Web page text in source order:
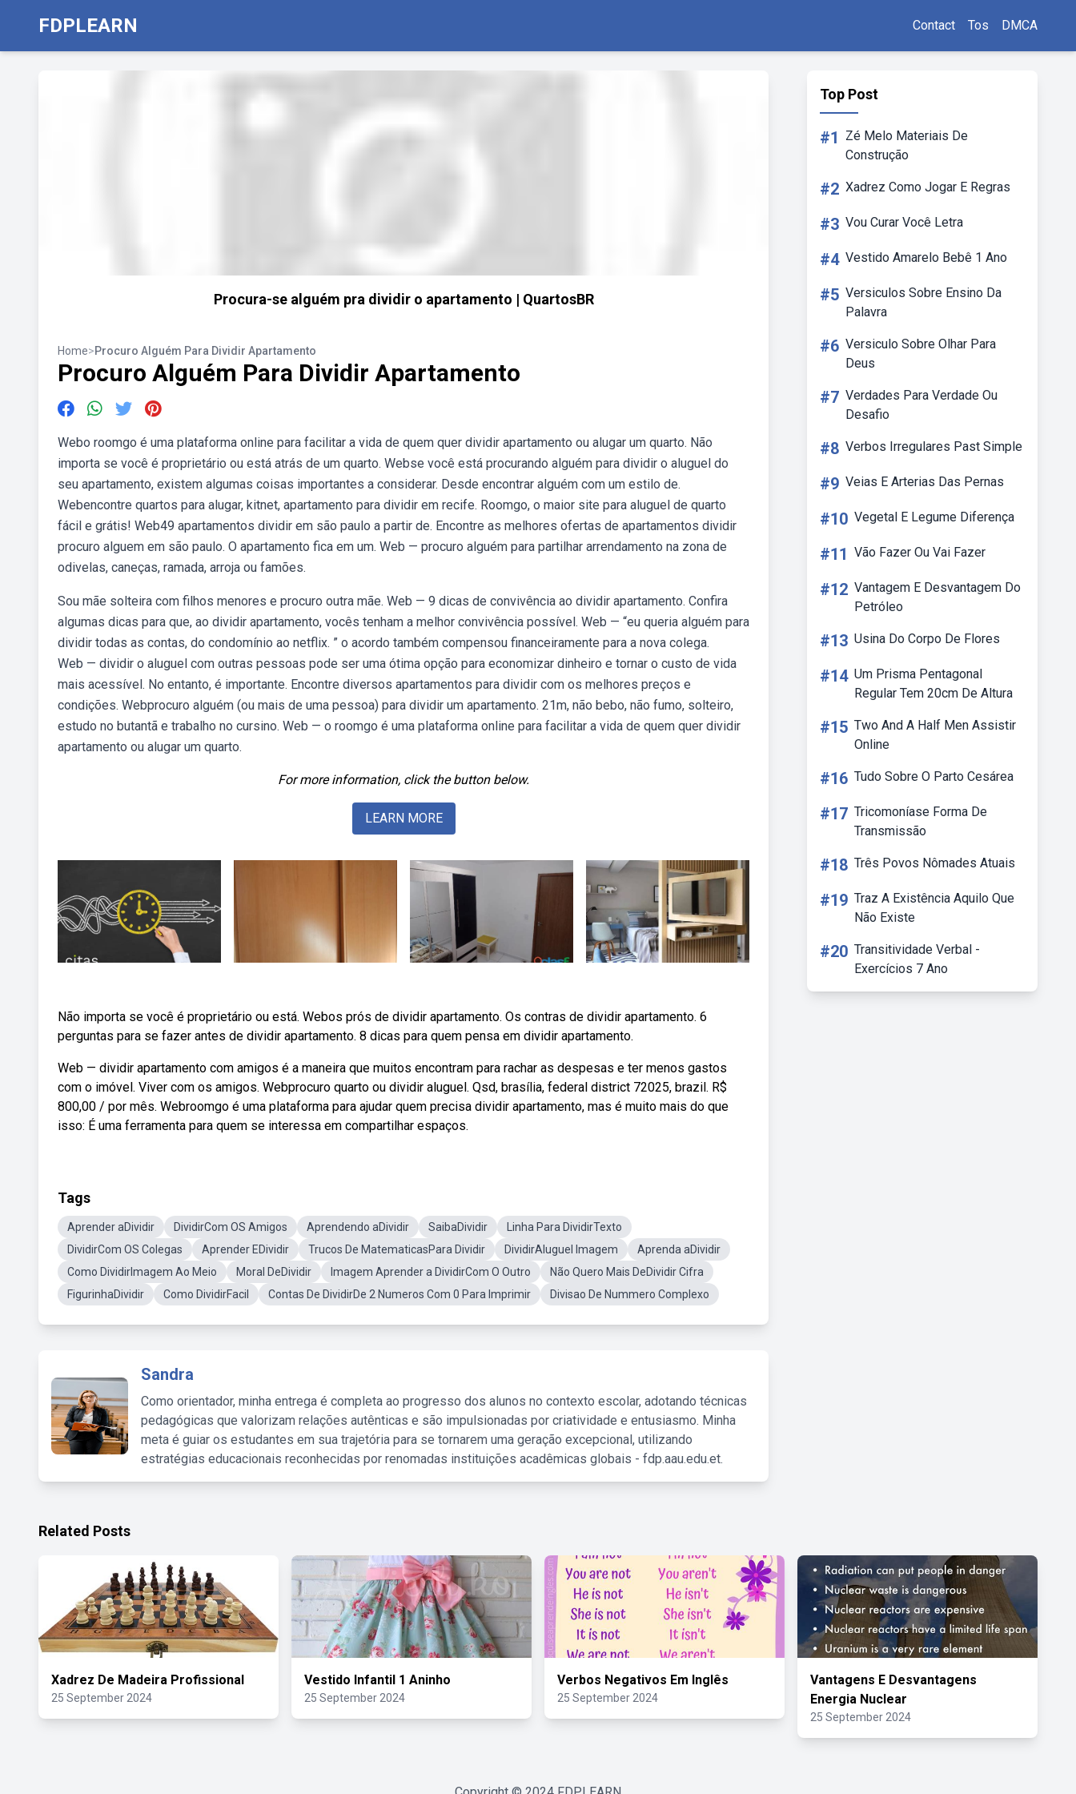
FDPLEARN Contact Tos DMCA
Procura-se alguém pra dividir o apartamento | QuartosBR
Home>Procuro Alguém Para Dividir Apartamento
Procuro Alguém Para Dividir Apartamento
Webo roomgo é uma plataforma online para facilitar a vida de quem quer dividir apartamento ou alugar um quarto. Não
importa se você é proprietário ou está atrás de um quarto. Webse você está procurando alguém para dividir o aluguel do
seu apartamento, existem algumas coisas importantes a considerar. Desde encontrar alguém com um estilo de.
Webencontre quartos para alugar, kitnet, apartamento para dividir em recife. Roomgo, o maior site para aluguel de quarto
fácil e grátis! Web49 apartamentos dividir em são paulo a partir de. Encontre as melhores ofertas de apartamentos dividir
procuro alguem em são paulo. O apartamento fica em um. Web — procuro alguém para partilhar arrendamento na zona de
odivelas, caneças, ramada, arroja ou famões.
Sou mãe solteira com filhos menores e procuro outra mãe. Web — 9 dicas de convivência ao dividir apartamento. Confira
algumas dicas para que, ao dividir apartamento, vocês tenham a melhor convivência possível. Web — “eu queria alguém para
dividir todas as contas, do condomínio ao netflix. ” o acordo também compensou financeiramente para a nova colega.
Web — dividir o aluguel com outras pessoas pode ser uma ótima opção para economizar dinheiro e tornar o custo de vida
mais acessível. No entanto, é importante. Encontre diversos apartamentos para dividir com os melhores preços e
condições. Webprocuro alguém (ou mais de uma pessoa) para dividir um apartamento. 21m, não bebo, não fumo, solteiro,
estudo no butantã e trabalho no cursino. Web — o roomgo é uma plataforma online para facilitar a vida de quem quer dividir
apartamento ou alugar um quarto.
For more information, click the button below.
LEARN MORE
Não importa se você é proprietário ou está. Webos prós de dividir apartamento. Os contras de dividir apartamento. 6
perguntas para se fazer antes de dividir apartamento. 8 dicas para quem pensa em dividir apartamento.
Web — dividir apartamento com amigos é a maneira que muitos encontram para rachar as despesas e ter menos gastos
com o imóvel. Viver com os amigos. Webprocuro quarto ou dividir aluguel. Qsd, brasília, federal district 72025, brazil. R$
800,00 / por mês. Webroomgo é uma plataforma para ajudar quem precisa dividir apartamento, mas é muito mais do que
isso: É uma ferramenta para quem se interessa em compartilhar espaços.
Tags
Aprender aDividir DividirCom OS Amigos Aprendendo aDividir SaibaDividir
Linha Para DividirTexto
DividirCom OS Colegas
Aprender EDividir Trucos De MatematicasPara Dividir DividirAluguel Imagem
Aprenda aDividir
Como DividirImagem Ao Meio
Moral DeDividir Imagem Aprender a DividirCom O Outro
Não Quero Mais DeDividir Cifra
FigurinhaDividir
Como DividirFacil Contas De DividirDe 2 Numeros Com 0 Para Imprimir Divisao De Nummero Complexo
Sandra
Como orientador, minha entrega é completa ao progresso dos alunos no contexto escolar, adotando técnicas
pedagógicas que valorizam relações autênticas e são impulsionadas por criatividade e entusiasmo. Minha
meta é guiar os estudantes em sua trajetória para se tornarem uma geração excepcional, utilizando
estratégias educacionais reconhecidas por renomadas instituições acadêmicas globais - fdp.aau.edu.et.
Top Post
#1
Zé Melo Materiais De
Construção
#2 Xadrez Como Jogar E Regras
#3 Vou Curar Você Letra
#4 Vestido Amarelo Bebê 1 Ano
#5 Versiculos Sobre Ensino Da
Palavra
#6 Versiculo Sobre Olhar Para
Deus
#7 Verdades Para Verdade Ou
Desafio
#8 Verbos Irregulares Past Simple
#9 Veias E Arterias Das Pernas
#10 Vegetal E Legume Diferença
#11 Vão Fazer Ou Vai Fazer
#12 Vantagem E Desvantagem Do
Petróleo
#13 Usina Do Corpo De Flores
#14 Um Prisma Pentagonal
Regular Tem 20cm De Altura
#15 Two And A Half Men Assistir
Online
#16 Tudo Sobre O Parto Cesárea
#17 Tricomoníase Forma De
Transmissão
#18 Três Povos Nômades Atuais
#19 Traz A Existência Aquilo Que
Não Existe
#20 Transitividade Verbal -
Exercícios 7 Ano
Related Posts
Xadrez De Madeira Profissional
25 September 2024
Vestido Infantil 1 Aninho
25 September 2024
Verbos Negativos Em Inglês
25 September 2024
Vantagens E Desvantagens
Energia Nuclear
25 September 2024